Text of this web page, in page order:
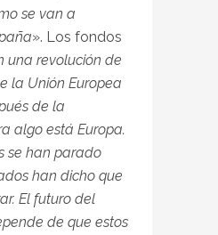
se van a
». Los fondos
una revolución de
la Unión Europea
de la
algo está Europa.
se han parado
han dicho que
El futuro del
de que estos